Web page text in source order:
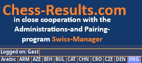
Logged on: Gast
Arabic ARM AZE BIH BUL CAT CHN CRO CZE DEN ENG